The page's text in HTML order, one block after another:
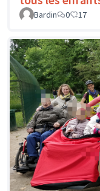
Bardin
0 17